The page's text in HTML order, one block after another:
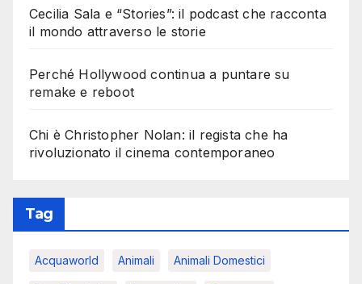
Cecilia Sala e “Stories”: il podcast che racconta
il mondo attraverso le storie
Perché Hollywood continua a puntare su
remake e reboot
Chi è Christopher Nolan: il regista che ha
rivoluzionato il cinema contemporaneo
Tag
Acquaworld Animali Animali Domestici